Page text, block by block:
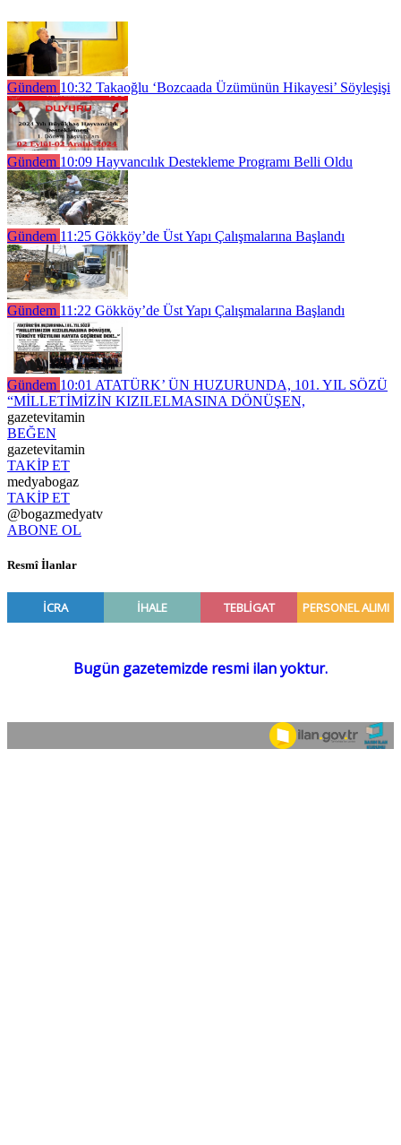
Gündem 10:32 Takaoğlu ‘Bozcaada Üzümünün Hikayesi’ Söyleşişi
Gündem 10:09 Hayvancılık Destekleme Programı Belli Oldu
Gündem 11:25 Gökköy’de Üst Yapı Çalışmalarına Başlandı
Gündem 11:22 Gökköy’de Üst Yapı Çalışmalarına Başlandı
Gündem 10:01 ATATÜRK’ ÜN HUZURUNDA, 101. YIL SÖZÜ
“MİLLETİMİZİN KIZILELMASINA DÖNÜŞEN,
gazetevitamin
BEĞEN
gazetevitamin
TAKİP ET
medyabogaz
TAKİP ET
@bogazmedyatv
ABONE OL
Resmî İlanlar